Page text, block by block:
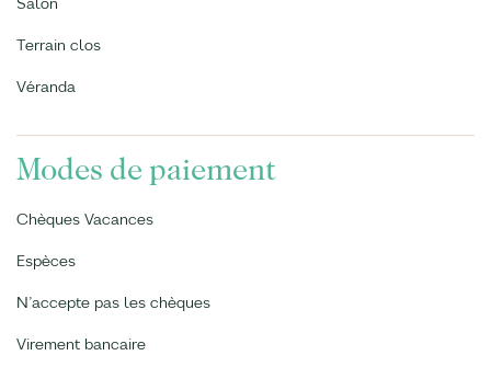
Terrain clos
Véranda
Modes de paiement
Chèques Vacances
Espèces
N’accepte pas les chèques
Virement bancaire